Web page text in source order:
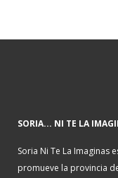
SORIA... NI TE LA
Soria Ni Te La Imaginas
promueve la provincia